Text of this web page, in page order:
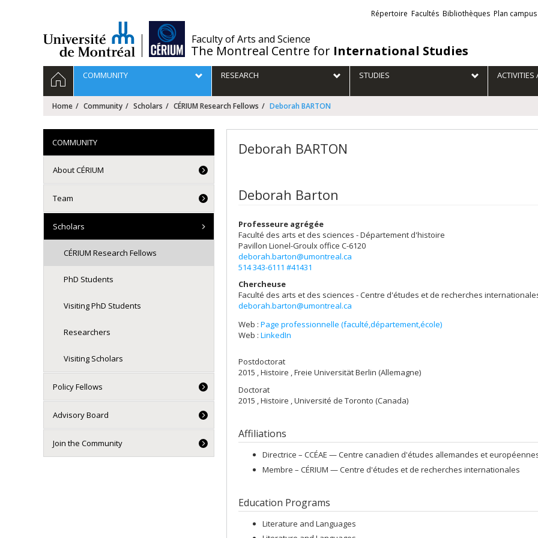
Faculty of Arts and Science
The Montreal Centre for International Studies
Liens
externes
Répertoire Facultés Bibliothèques Plan campus
Navigation
principale
HOMECOMMUNITY RESEARCH STUDIES ACTIVITIES
Home Community Scholars CÉRIUM Research Fellows Deborah BARTON
Deborah BARTON
Deborah Barton
Professeure agrégée
Faculté des arts et des sciences - Département d'histoire
Pavillon Lionel-Groulx office C-6120
deborah.barton@umontreal.ca
514 343-6111 #41431
Chercheuse
Faculté des arts et des sciences - Centre d'études et de recherches
deborah.barton@umontreal.ca
Web : Page professionnelle (faculté,département,école)
Web : LinkedIn
Postdoctorat
2015 , Histoire , Freie Universität Berlin (Allemagne)
Doctorat
2015 , Histoire , Université de Toronto (Canada)
Affiliations
Directrice – CCÉAE — Centre canadien d'études allemandes et
Membre – CÉRIUM — Centre d'études et de recherches internationales
Education Programs
Literature and Languages
COMMUNITY
About CÉRIUM
Team
Scholars
CÉRIUM Research Fellows
PhD Students
Visiting PhD Students
Researchers
Visiting Scholars
Policy Fellows
Advisory Board
Join the Community